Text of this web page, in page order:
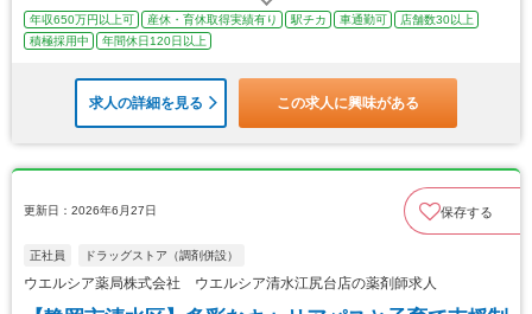
年収650万円以上可 産休・育休取得実績有り 駅チカ 車通勤可
店舗数30以上
積極採用中
年間休日120日以上
求人の詳細を見る この求人に興味がある
更新日：2026年6月27日 保存する
正社員 ドラッグストア（調剤併設）
ウエルシア薬局株式会社 ウエルシア清水江尻台店の薬剤師求人